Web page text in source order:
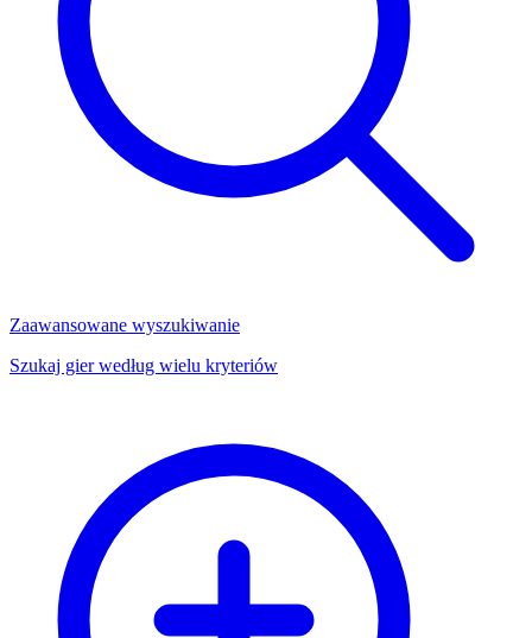
Zaawansowane wyszukiwanie
Szukaj gier według wielu kryteriów